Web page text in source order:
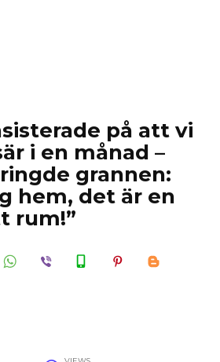
på att vi
i en månad –
grannen:
hem, det är en
rum!”